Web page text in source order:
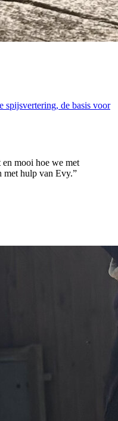
spijsvertering, de basis voor
mooi hoe we met
met hulp van Evy.”